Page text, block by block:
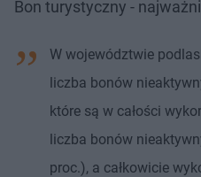
Bon turystyczny -
W województwie
liczba bonów
które są w całości
liczba bonów
proc.), a całkowicie